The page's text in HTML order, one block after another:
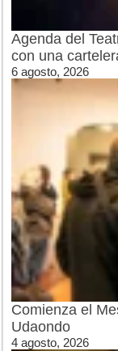
Agenda del
con una
6 agosto, 2026
Comienza el
Udaondo
4 agosto, 2026